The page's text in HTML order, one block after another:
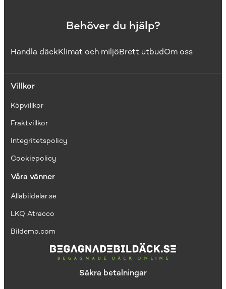
Behöver du hjälp?
Handla däckKlimat och miljöBrett utbudOm oss
Villkor
Köpvillkor
Fraktvillkor
Integritetspolicy
Cookiepolicy
Våra vänner
Allabildelar.se
LKQ Atracco
Bildemo.com
Säkra betalningar